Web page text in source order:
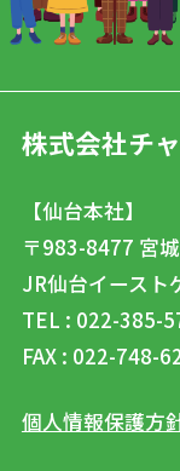
株式会社チ
【仙台本社】
〒983-8477 宮
JR仙台イースト
TEL : 022-385-
FAX : 022-748-
個人情報保護方